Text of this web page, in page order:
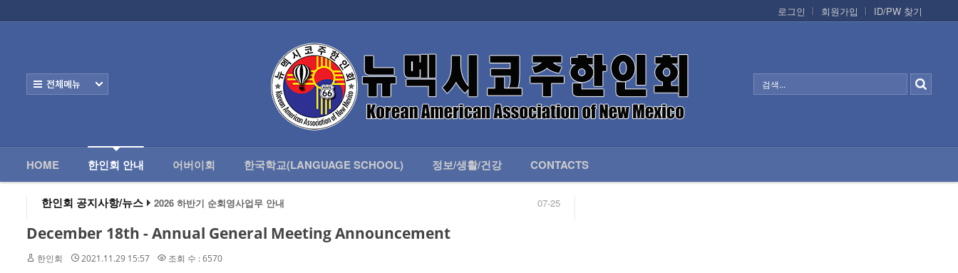
로그인
회원가입 ID/PW 찾기
HOME 한인회 안내 어버이회 한국학교(LANGUAGE SCHOOL) 정보/생활/건강 CONTACTS
한인회 공지사항/뉴스 07-25
2026 하반기 순회영사업무 안내
왕과 사는 남자 앨버커키에서 영화 상영합니다.
알버커키 감리교회 부흥회 조영진 목사님
2026년 3월 10일 상반기 순회 영사업무 안내
2026 하반기 순회영사업무 안내
December 18th - Annual General Meeting Announcement
한인회 2021.11.29 15:57 조회 수 : 6570
한인회 안내
- 한인회 연혁